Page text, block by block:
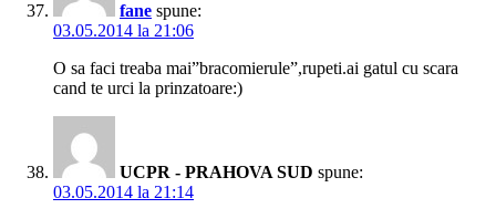
fane spune:
03.05.2014 la 21:06
O sa faci treaba mai”bracomierule”,rupeti.ai gatul cu scara
cand te urci la prinzatoare:)
UCPR - PRAHOVA SUD spune:
03.05.2014 la 21:14